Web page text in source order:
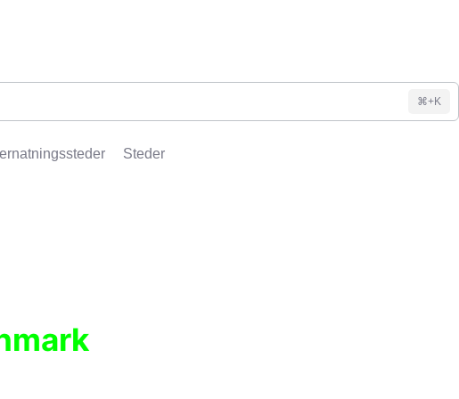
⌘+K
Steder